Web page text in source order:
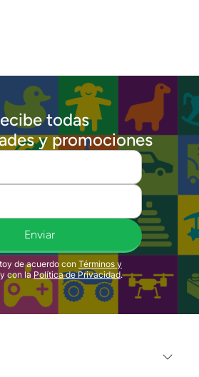
todas
y promociones
Enviar
de acuerdo conTérminos y
y con la Política de Privacidad.